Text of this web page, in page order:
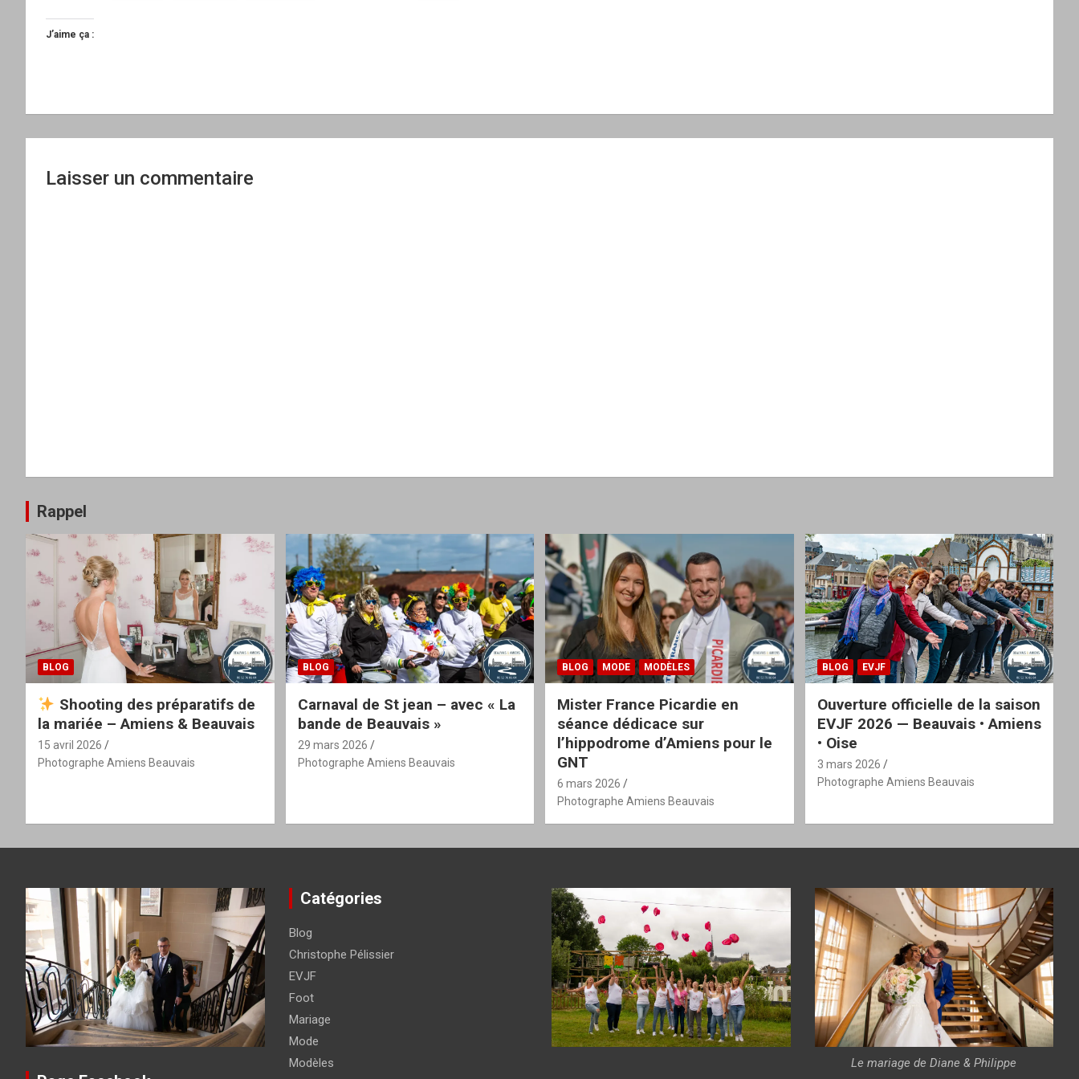
J’aime ça :
Laisser un commentaire
Rappel
BLOG
Shooting des préparatifs de
la mariée – Amiens & Beauvais
15 avril 2026
Photographe Amiens Beauvais
BLOG
Carnaval de St jean – avec « La
bande de Beauvais »
29 mars 2026
Photographe Amiens Beauvais
BLOG MODE MODÈLES
Mister France Picardie en
séance dédicace sur
l’hippodrome d’Amiens pour le
GNT
6 mars 2026
Photographe Amiens Beauvais
BLOG EVJF
Ouverture officielle de la saison
EVJF 2026 — Beauvais • Amiens
• Oise
3 mars 2026
Photographe Amiens Beauvais
Catégories
Blog
Christophe Pélissier
EVJF
Foot
Mariage
Mode
Modèles
Le mariage de Diane & Philippe